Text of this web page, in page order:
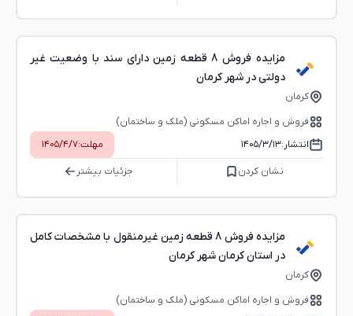
مزایده فروش 8 قطعه زمین دارای سند با وضعیت غیر
دولتی در شهر کرمان
کرمان
فروش و اجاره اماکن مسکونی (ملک و ساختمان)
انتشار:۱۴۰۵/۳/۱۳ مهلت:۱۴۰۵/۴/۷
نشان کردن جزئیات بیشتر
مزایده فروش 8 قطعه زمین غیرمنقول با مشخصات کامل
در استان کرمان شهر کرمان
کرمان
فروش و اجاره اماکن مسکونی (ملک و ساختمان)